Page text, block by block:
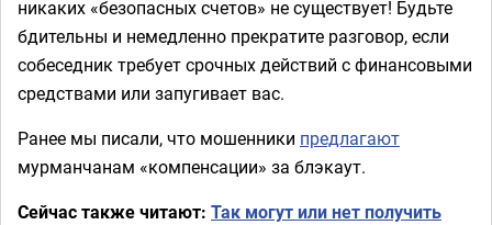
никаких «безопасных счетов» не существует! Будьте
бдительны и немедленно прекратите разговор, если
собеседник требует срочных действий с финансовыми
средствами или запугивает вас.
Ранее мы писали, что мошенники предлагают
мурманчанам «компенсации» за блэкаут.
Сейчас также читают: Так могут или нет получить